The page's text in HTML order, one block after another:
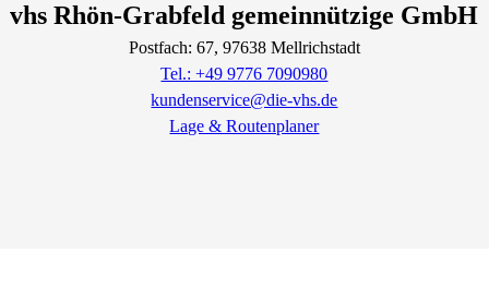
vhs Rhön-Grabfeld gemeinnützige GmbH
Postfach: 67, 97638 Mellrichstadt
Tel.: +49 9776 7090980
kundenservice@die-vhs.de
Lage & Routenplaner